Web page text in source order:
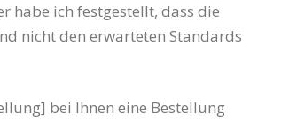
habe ich festgestellt, dass die
nicht den erwarteten Standards
bei Ihnen eine Bestellung